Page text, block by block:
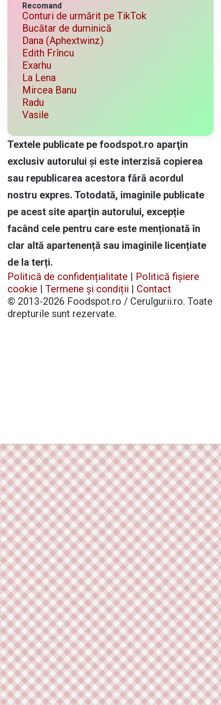
Recomand
Conturi de urmărit pe TikTok
Bucătar de duminică
Dana (Aphextwinz)
Edith Frîncu
Exarhu
La Lena
Mircea Banu
Radu
Vasile
Textele publicate pe foodspot.ro aparţin
exclusiv autorului și este interzisă copierea
sau republicarea acestora fără acordul
nostru expres. Totodată, imaginile publicate
pe acest site aparţin autorului, excepție
facând cele pentru care este menționată în
clar altă apartenență sau imaginile licențiate
de la terți.
Politică de confidențialitate | Politică fișiere
cookie | Termene și condiții | Contact
© 2013-2026 Foodspot.ro / Cerulgurii.ro. Toate
drepturile sunt rezervate.
a
Coffee
to
top
button